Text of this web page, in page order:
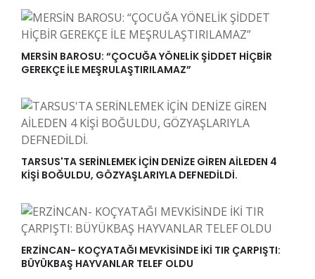
MERSİN BAROSU: “ÇOCUĞA YÖNELİK ŞİDDET HİÇBİR
GEREKÇE İLE MEŞRULAŞTIRILAMAZ”
TARSUS'TA SERİNLEMEK İÇİN DENİZE GİREN AİLEDEN 4
KİŞİ BOĞULDU, GÖZYAŞLARIYLA DEFNEDİLDİ.
ERZİNCAN- KOÇYATAĞI MEVKİSİNDE İKİ TIR ÇARPIŞTI:
BÜYÜKBAŞ HAYVANLAR TELEF OLDU